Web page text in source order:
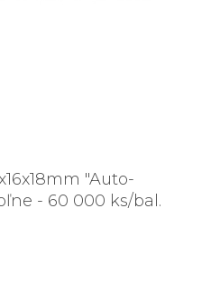
"Auto-
- 60 000 ks/bal.